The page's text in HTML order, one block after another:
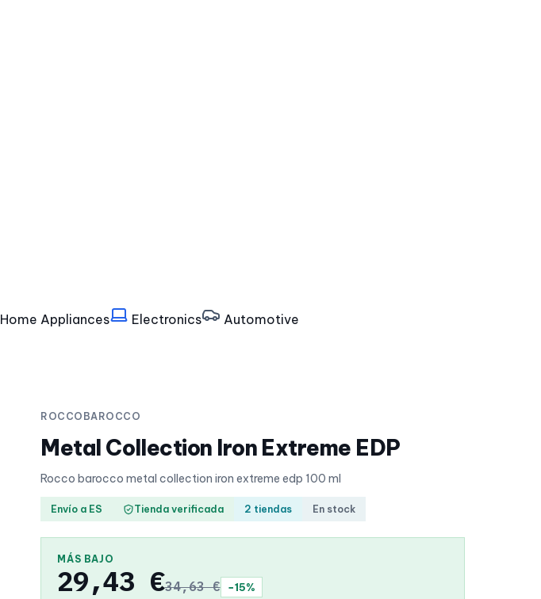
Home Appliances Electronics
Automotive
ROCCOBAROCCO
Metal Collection Iron Extreme EDP
Rocco barocco metal collection iron extreme edp 100 ml
Envío a ES Tienda verificada 2 tiendas En stock
MÁS BAJO
29,43 €34,63 €
−15%